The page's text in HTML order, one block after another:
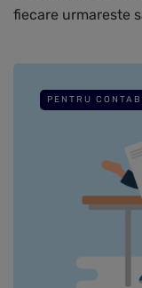
fiecare urmareste
PENTRU